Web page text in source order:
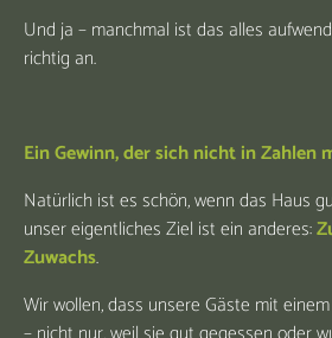
Und ja – manchmal ist das alles
richtig an.
Ein Gewinn, der sich nicht in Zahlen
Natürlich ist es schön, wenn das Haus
unser eigentliches Ziel ist ein anderes:
Zuwachs.
Wir wollen, dass unsere Gäste mit